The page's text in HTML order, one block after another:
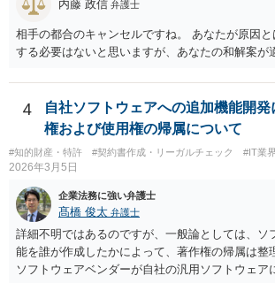
う契約等）であれば、契約自体が無効になる可能
れの場合であっても、結局は、上記の「物理的に
分だけでどれくらいの価値があるのか、が問題
以上で、より個別的なお話は、詳しい契約内容や
と思います。
内藤 政信 弁護士
相手の都合のキャンセルですね。 あなたが原因
する必要はないと思いますが、あなたの和解案が
4
自社ソフトウェアへの追加機能開
権および使用権の帰属について
#知的財産・特許 #契約書作成・リーガルチェック #IT業界
2026年3月5日
企業法務に強い弁護士
髙橋 俊太 弁護士
詳細不明ではあるのですが、一般論としては、ソ
能を誰が作成したかによって、著作権の帰属は整
ソフトウェアベンダーが自社の汎用ソフトウェア